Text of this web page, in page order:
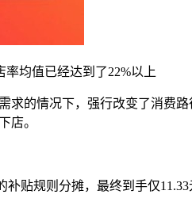
率均值已经达到了22%以上
的情况下，强行改变了消费
店。
贴规则分摊，最终到手仅